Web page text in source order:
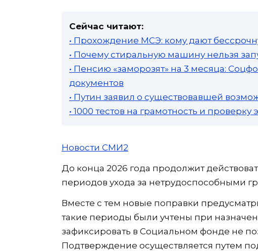
Сейчас читают:
• Прохождение МСЭ: кому дают
• Почему стиральную машину нельзя
• Пенсию «заморозят» на 3 месяца:
документов
• Путин заявил о существовавшей
• 1000 тестов на грамотность и проверку
Новости СМИ2
До конца 2026 года продолжит
периодов ухода за нетрудоспособными
Вместе с тем новые поправки
такие периоды были учтены при
зафиксировать в Социальном фонде не
Подтверждение осуществляется путем